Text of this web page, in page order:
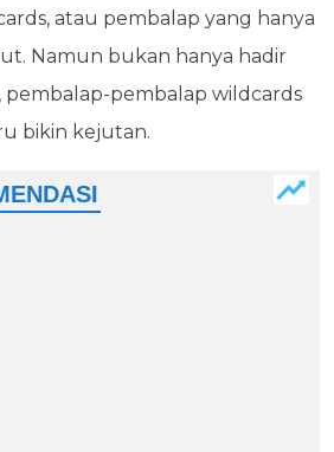
atau pembalap yang hanya
Namun bukan hanya hadir
pembalap-pembalap wildcards
bikin kejutan.